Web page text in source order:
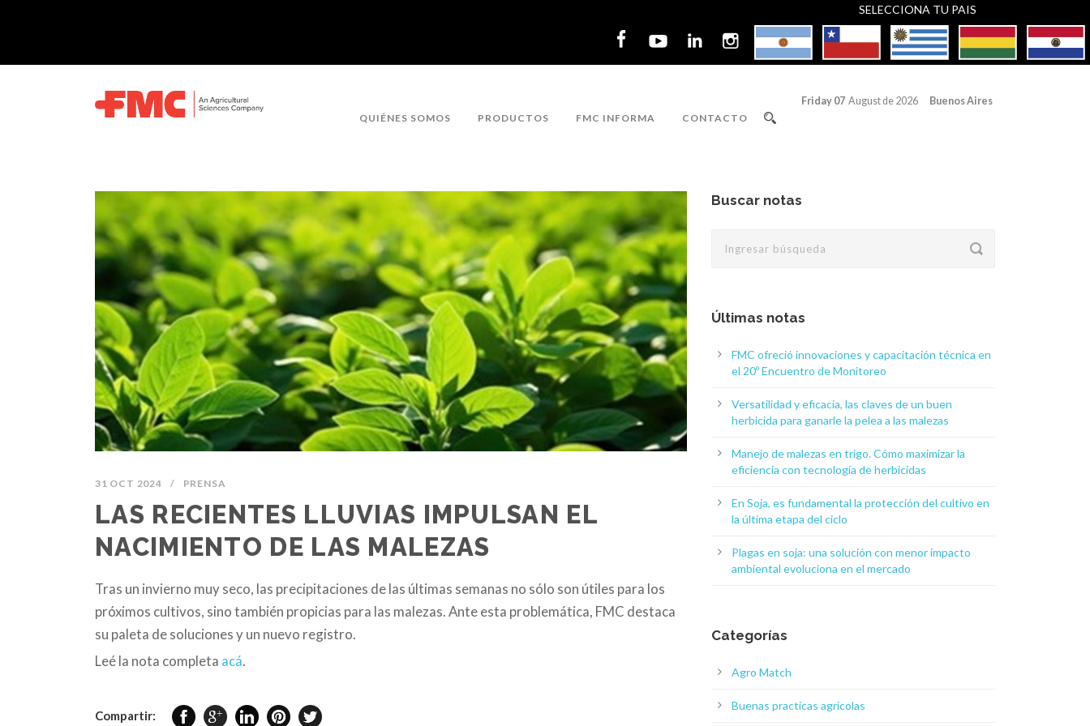
SELECCIONA TU PAIS
Friday 07 August de 2026
Buenos Aires
QUIÉNES SOMOS
PRODUCTOS FMC INFORMA CONTACTO
31 OCT 2024 / PRENSA
LAS RECIENTES LLUVIAS IMPULSAN EL
NACIMIENTO DE LAS MALEZAS
Tras un invierno muy seco, las precipitaciones de las últimas semanas no sólo son útiles para los
próximos cultivos, sino también propicias para las malezas. Ante esta problemática, FMC destaca
su paleta de soluciones y un nuevo registro.
Leé la nota completa acá.
Compartir:
Buscar notas
Últimas notas
FMC ofreció innovaciones y capacitación técnica en
el 20º Encuentro de Monitoreo
Versatilidad y eficacia, las claves de un buen
herbicida para ganarle la pelea a las malezas
Manejo de malezas en trigo. Cómo maximizar la
eficiencia con tecnología de herbicidas
En Soja, es fundamental la protección del cultivo en
la última etapa del ciclo
Plagas en soja: una solución con menor impacto
ambiental evoluciona en el mercado
Categorías
Agro Match
Buenas practicas agricolas